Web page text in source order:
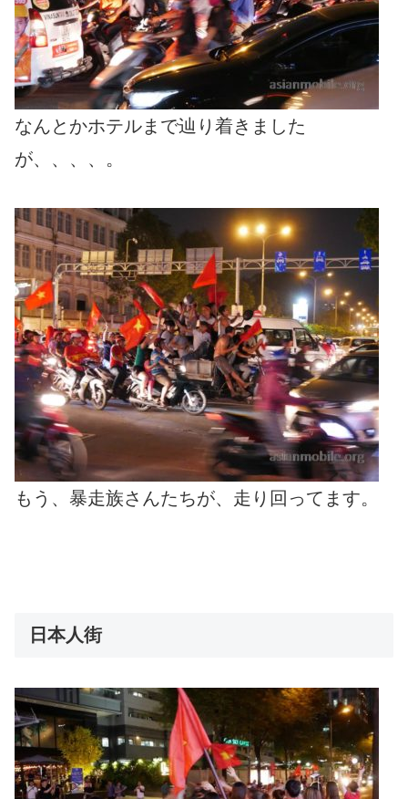
なんとかホテルまで辿り着きました
が、、、、。
もう、暴走族さんたちが、走り回ってます。
日本人街